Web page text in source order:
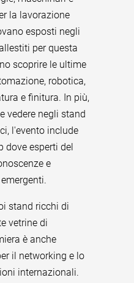
la lavorazione
esposti negli
per questa
scoprire le ultime
robotica,
e finitura. In più,
vedere negli stand
l'evento include
dove esperti del
e
stand ricchi di
vetrine di
è anche
il networking e lo
internazionali.